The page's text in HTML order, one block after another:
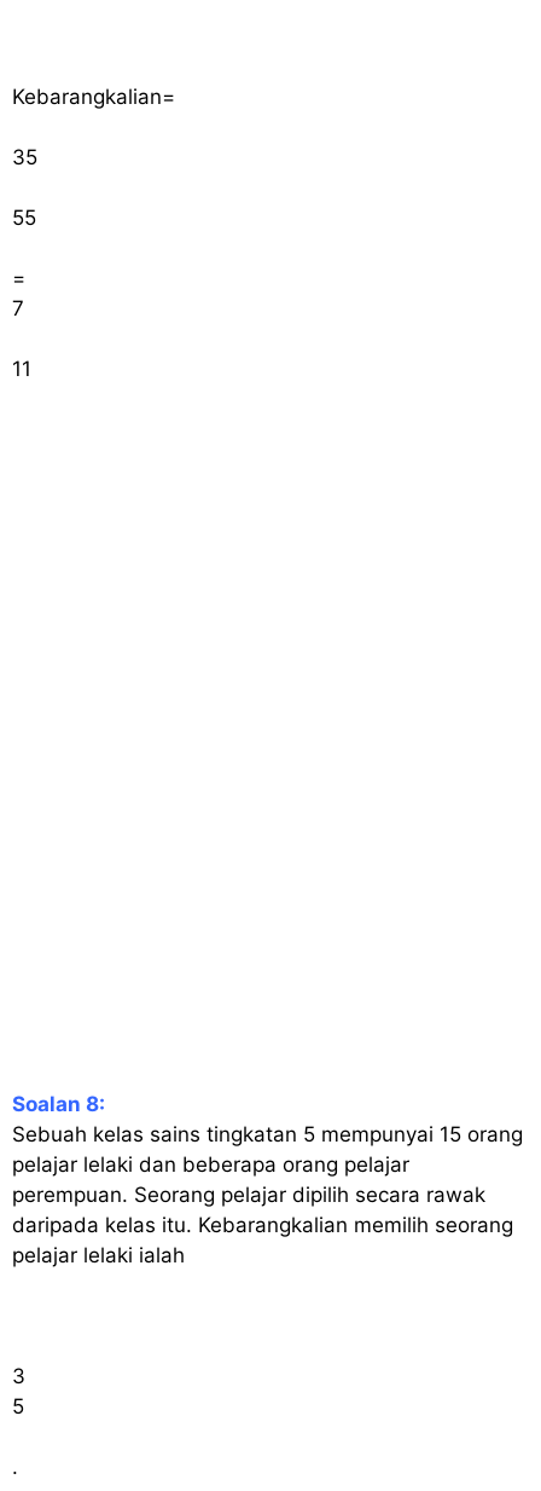
Kebarangkalian=
35
55
=
7
11
Soalan 8:
Sebuah kelas sains tingkatan 5 mempunyai 15 orang
pelajar lelaki dan beberapa orang pelajar
perempuan. Seorang pelajar dipilih secara rawak
daripada kelas itu. Kebarangkalian memilih seorang
pelajar lelaki ialah
3
5
.